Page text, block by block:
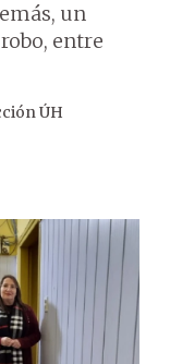
un
entre
ÚH